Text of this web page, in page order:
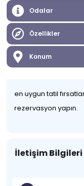
Odalar
Özellikler
Konum
en uygun tatil
rezervasyon yapın.
İletişim Bilgileri